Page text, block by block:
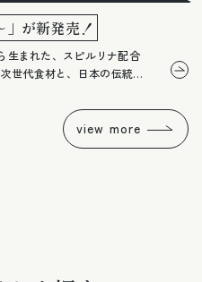
」が新発売！
生まれた、スピルリナ配合
世代食材と、日本の伝統食
view more